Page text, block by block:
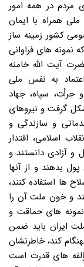
مردم در همه امور
همراه با ایمان
کشور زمینه ساز
نمونه های فراوانی
آیت الله خامنه
به نفس ملی
جرأت، سپاه، جهاد
گرفت و نیروهای
و سازندگی و
اسلامی، اقتدار
و آزادی دانستند و
بدهند و از آنها
ها استفاده کنند،
و خون ملت آن را
نمونه های حماقت و
ایران باید ضمن
کند، خاطرنشان
های قدرت است